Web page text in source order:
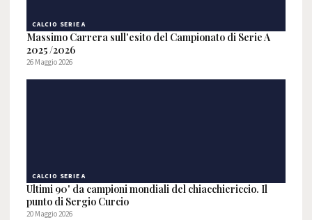
CALCIO SERIE A
Massimo Carrera sull'esito del Campionato di Serie A
2025 /2026
26 Maggio 2026
CALCIO SERIE A
Ultimi 90' da campioni mondiali del chiacchiericcio. Il
punto di Sergio Curcio
20 Maggio 2026